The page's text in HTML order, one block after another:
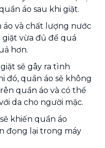
áo sau khi giặt.
và chất lượng nước
vừa đủ để quá
hơn.
sẽ gây ra tình
đó, quần áo sẽ không
quần áo và có thể
da cho người mặc.
khiến quần áo
đọng lại trong máy